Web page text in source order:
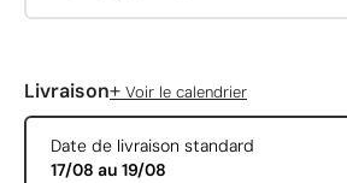
Livraison+ Voir le calendrier
Date de livraison standard
17/08 au 19/08